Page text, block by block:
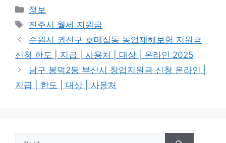
카
테
리
정보
태
그
진주시 월세 지원금
수원시 권선구 호매실동 농업재해보험 지원금
신청 한도 | 지급 | 사용처 | 대상 | 온라인 2025
남구 봉덕2동 부산시 창업지원금 신청 온라인 |
지급 | 한도 | 대상 | 사용처